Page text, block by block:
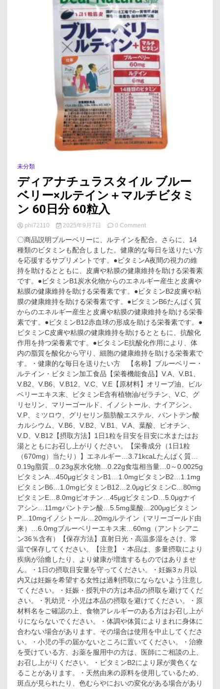
未分類
ディアナチュラスタイル ブルー
ベリー×ルテイン＋マルチビタミ
ン 60日分 60粒入
phi72110 2025年9月7日 0 Commenton
ィ
ア
ナ
チ
ュ
ラ
ス
タ
イ
ル
ブ
ル
ー
ベ
リ
ー
×
ル
ン
＋
マ
ル
チ
ビ
タ
ミ
ン
60
日
分
粒
入
〇商品説明ブルーベリーに、ルテインを配合。さらに、14
種類のビタミンも配合しました。健康的な毎日を送りたい方
を応援するサプリメントです。●ビタミンA夜間の視力の維
持を助けるとともに、皮膚や粘膜の健康維持を助ける栄養素
です。●ビタミンB1炭水化物からのエネルギー産生と皮膚や
粘膜の健康維持を助ける栄養素です。●ビタミンB2皮膚や粘
膜の健康維持を助ける栄養素です。●ビタミンB6たんぱく質
からのエネルギー産生と皮膚や粘膜の健康維持を助ける栄養
素です。●ビタミンB12赤血球の形成を助ける栄養素です。●
ビタミンC皮膚や粘膜の健康維持を助けるとともに、抗酸化
作用を持つ栄養素です。●ビタミンE抗酸化作用により、体
内の脂質を酸化から守り、細胞の健康維持を助ける栄養素で
す。・健康的な毎日を送りたい方 【名称】ブルーベリー・
ルテイン・ビタミン加工食品【栄養機能食品】V.A、V.B1、
V.B2、V.B6、V.B12、V.C、V.E【原材料】オリーブ油、ビル
ベリーエキス末、ビタミンE含有植物油/ゼラチン、V.C、グ
リセリン、マリーゴールド、イノシトール、ナイアシン、
V.P、ミツロウ、グリセリン脂肪酸エステル、パントテン酸
カルシウム、V.B6、V.B2、V.B1、V.A、葉酸、ピオチン、
V.D、V.B12【摂取方法】1日1粒を目安を目安に水またはお
湯とともにお召し上がりください。【栄養成分（1日1粒
（670mg）当たり）】エネルギー…3.71kcaLたんぱく質…
0.19g脂質…0.23g炭水化物…0.22g食塩相当量…0～0.0025g
ビタミンA…450μgビタミンB1…1.0mgビタミンB2…1.1mg
ビタミンB6…1.0mgビタミンB12…2.0μgビタミンC…80mg
ビタミンE…8.0mgピオチン…45μgビタミンD…5.0μgナイ
アシン…11mgパントテン酸…5.5mg葉酸…200μgビタミン
P…10mgイノシトール…20mgルテイン（マリーゴールド由
来）…6.0mgブルーベリーエキス末…60mg（アントシアニ
ン36％含有）【保存方法】直射日光・高温多湿をさけ、常
温で保存してください。【注意】・本品は、多量摂取により
疾病が治癒したり、より健康が増進するものではありませ
ん。・1日の摂取目安量を守ってください。・妊娠3ヵ月以
内又は妊娠を希望する女性は過剰摂取にならないよう注意し
てください。・妊娠・授乳中の方は本品の摂取を避けてくだ
さい。・乳幼児・小児は本品の摂取を避けてください。・原
材料名をご確認の上、食物アレルギーのある方はお召し上が
りにならないでください。・体調や体質によりまれに身体に
合わない場合があります。その場合は使用を中止してくださ
い。・小児の手の届かないところに置いてください。・治療
を受けている方、お薬を服用中の方は、医師にご相談の上、
お召し上がりください。・ビタミンB2により尿が黄色くな
ることがあります。・天然由来の原料を使用しているため、
斑点が見られたり、色むらやにおいの変化がある場合があり